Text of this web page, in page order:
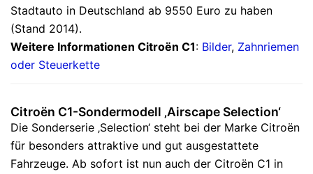
Stadtauto in Deutschland ab 9550 Euro zu haben
(Stand 2014).
Weitere Informationen Citroën C1: Bilder, Zahnriemen
oder Steuerkette
Citroën C1-Sondermodell ‚Airscape Selection‘
Die Sonderserie ‚Selection‘ steht bei der Marke Citroën
für besonders attraktive und gut ausgestattete
Fahrzeuge. Ab sofort ist nun auch der Citroën C1 in